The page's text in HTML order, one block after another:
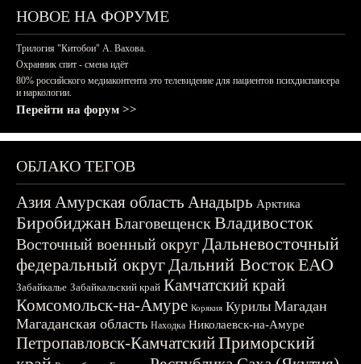
НОВОЕ НА ФОРУМЕ
Трилогия "Китобои" А. Вахова.
Охранник спит - смена идёт
80% российского медиаконтента это телевидение для пациентов психдиспансера
и наркологии.
Перейти на форум >>
ОБЛАКО ТЕГОВ
АзияАмурская область Анадырь Арктика
БиробиджанБлаговещенскВладивосток
Восточный военный округДальневосточный
федеральный округДальний ВостокЕАО
Забайкалье Забайкальский край Камчатский край
Комсомольск-на-Амуре Корякия Курилы Магадан
Магаданская область Находка Николаевск-на-Амуре
Петропавловск-КамчатскийПриморский